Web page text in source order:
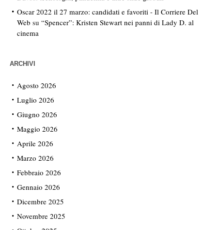
Oscar 2022 il 27 marzo: candidati e favoriti - Il Corriere Del
Web su “Spencer”: Kristen Stewart nei panni di Lady D. al
cinema
ARCHIVI
Agosto 2026
Luglio 2026
Giugno 2026
Maggio 2026
Aprile 2026
Marzo 2026
Febbraio 2026
Gennaio 2026
Dicembre 2025
Novembre 2025